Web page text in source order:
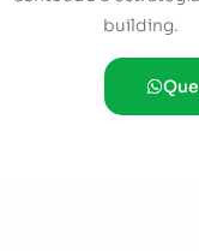
building.